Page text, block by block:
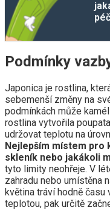
Podmínky
Japonica je rostlina,
sebemenší změny na
podmínkách může
rostlina vytvořila
udržovat teplotu na
Nejlepším místem pro
skleník nebo jakákoli
tyto limity neohřeje. V
zahradu nebo umístěna
květina tráví hodně
teplotou, pak určitě